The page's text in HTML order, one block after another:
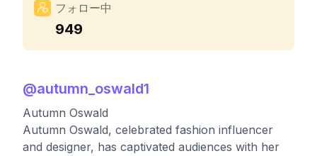
フォロー中
949
@autumn_oswald1
Autumn Oswald
Autumn Oswald, celebrated fashion influencer
and designer, has captivated audiences with her